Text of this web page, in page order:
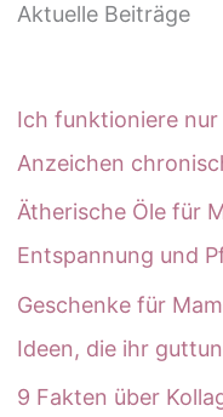
Aktuelle Beiträge
Ich funktioniere nur
Anzeichen
Ätherische Öle für
Entspannung und
Geschenke für
Ideen, die ihr guttun
9 Fakten über